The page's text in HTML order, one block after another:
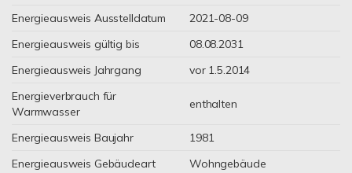
Energieausweis Ausstelldatum
2021-08-09
Energieausweis gültig bis
08.08.2031
Energieausweis Jahrgang
vor 1.5.2014
Energieverbrauch für
Warmwasser
enthalten
Energieausweis Baujahr
1981
Energieausweis Gebäudeart
Wohngebäude